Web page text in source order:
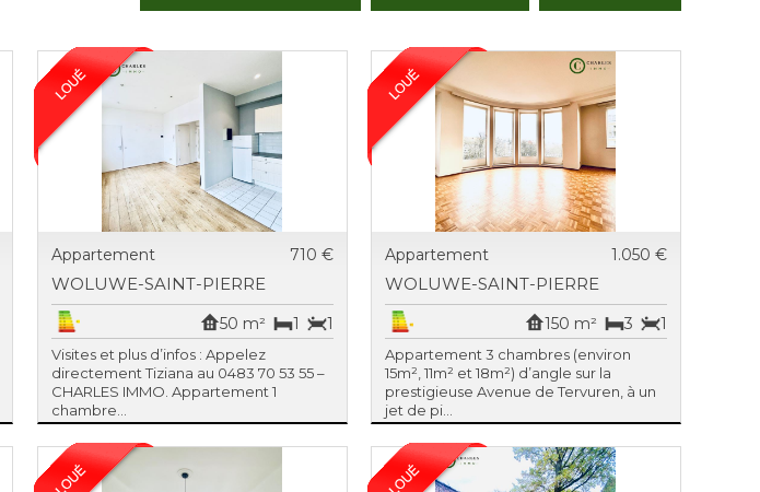
Appartement 710 €
WOLUWE-SAINT-PIERRE
1
1
50 m²
Visites et plus d’infos : Appelez
directement Tiziana au 0483 70 53 55 –
CHARLES IMMO. Appartement 1
chambre...
Appartement 1.050 €
WOLUWE-SAINT-PIERRE
1
3
150 m²
Appartement 3 chambres (environ
15m², 11m² et 18m²) d’angle sur la
prestigieuse Avenue de Tervuren, à un
jet de pi...